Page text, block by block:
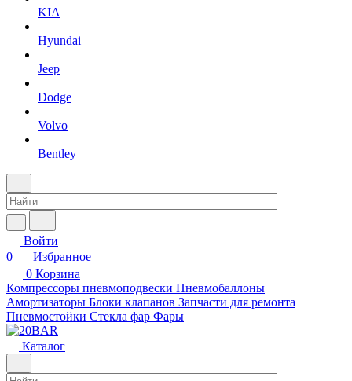
KIA
Hyundai
Jeep
Dodge
Volvo
Bentley
Войти
0
Избранное
0 Корзина
Компрессоры пневмоподвески Пневмобаллоны
Амортизаторы Блоки клапанов Запчасти для ремонта
Пневмостойки Стекла фар Фары
Каталог